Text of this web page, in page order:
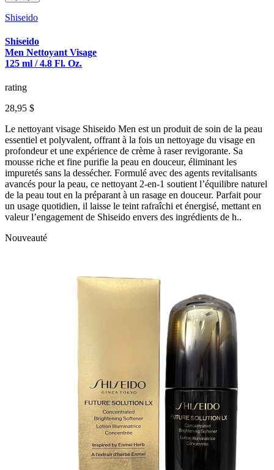
Shiseido
Shiseido
Men Nettoyant Visage
125 ml / 4.8 Fl. Oz.
rating
28,95 $
Le nettoyant visage Shiseido Men est un produit de soin de la peau
essentiel et polyvalent, offrant à la fois un nettoyage du visage en
profondeur et une expérience de crème à raser revigorante. Sa
mousse riche et fine purifie la peau en douceur, éliminant les
impuretés sans la dessécher. Formulé avec des agents revitalisants
avancés pour la peau, ce nettoyant 2-en-1 soutient l’équilibre naturel
de la peau tout en la préparant à un rasage en douceur. Parfait pour
un usage quotidien, il laisse le teint rafraîchi et énergisé, mettant en
valeur l’engagement de Shiseido envers des ingrédients de h..
Nouveauté